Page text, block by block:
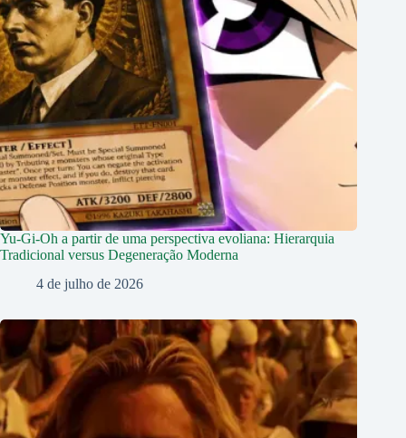
Yu-Gi-Oh a partir de uma perspectiva evoliana: Hierarquia
Tradicional versus Degeneração Moderna
4 de julho de 2026